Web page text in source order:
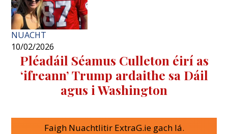
NUACHT
10/02/2026
Pléadáil Séamus Culleton éirí as
‘ifreann’ Trump ardaithe sa Dáil
agus i Washington
Faigh Nuachtlitir ExtraG.ie gach lá.